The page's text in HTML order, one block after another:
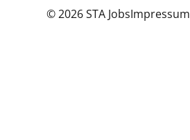
© 2026 STA JobsImpressum